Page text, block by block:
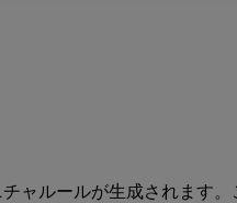
ャルールが生成されます。